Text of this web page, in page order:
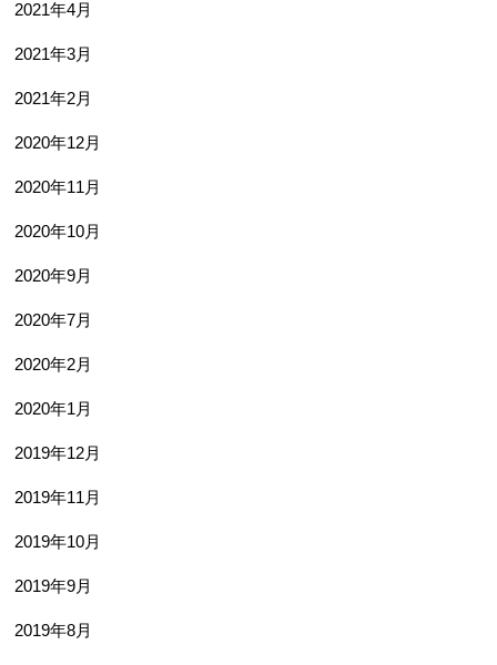
2021年4月
2021年3月
2021年2月
2020年12月
2020年11月
2020年10月
2020年9月
2020年7月
2020年2月
2020年1月
2019年12月
2019年11月
2019年10月
2019年9月
2019年8月